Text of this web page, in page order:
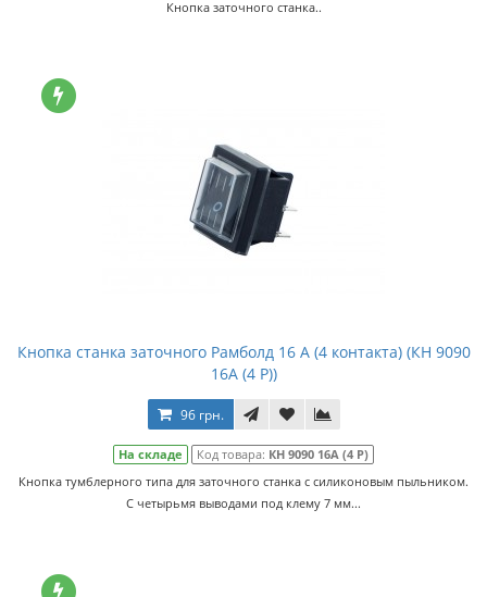
Кнопка заточного станка..
Кнопка станка заточного Рамболд 16 А (4 контакта) (КН 9090
16А (4 Р))
96 грн.
На складе Код товара: КН 9090 16А (4 Р)
Кнопка тумблерного типа для заточного станка с силиконовым пыльником.
С четырьмя выводами под клему 7 мм...